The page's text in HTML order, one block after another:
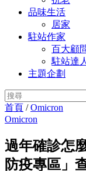
品味生活
居家
駐站作家
百大顧
駐站達人
主題企劃
首頁 /Omicron
Omicron
過年確診怎
防疫專區」